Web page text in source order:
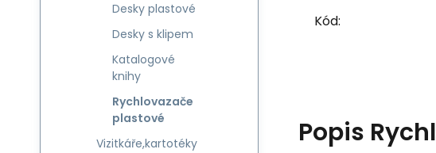
Kód:
Popis
Desky plastové
Desky s klipem
Katalogové
knihy
Rychlovazače
plastové
Vizitkáře,kartotéky